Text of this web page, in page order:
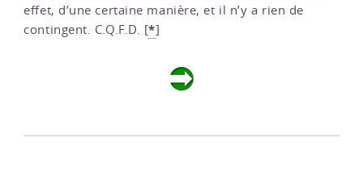
effet, d’une certaine manière, et il n’y a rien de
contingent. C.Q.F.D. [*]